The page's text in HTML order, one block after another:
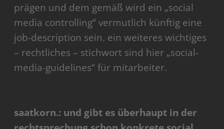
prägen und dem gemäß wird ein „social
media controlling“ vermutlich künftig eine
job-description sein. ein weiteres wichtiges
– rechtliches – stichwort sind hier „social-
media-guidelines“ für mitarbeiter.
saatkorn.: und gibt es überhaupt in der